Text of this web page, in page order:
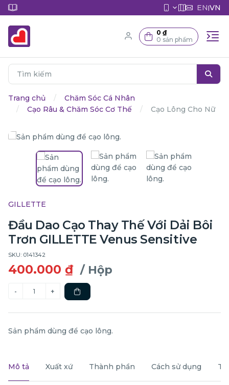
EN|VN
0 ₫
0 sản phẩm
Trang chủ
Chăm Sóc Cá Nhân
Cạo Râu & Chăm Sóc Cơ Thế
Cạo Lông Cho Nữ
GILLETTE
Đầu Dao Cạo Thay Thế Với Dải Bôi
Trơn GILLETTE Venus Sensitive
SKU: 0141342
400.000 ₫ / Hộp
Sản phẩm dùng để cạo lông.
Mô tả Xuất xứ Thành phần Cách sử dụng